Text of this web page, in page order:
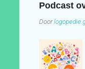
Podcast
Door